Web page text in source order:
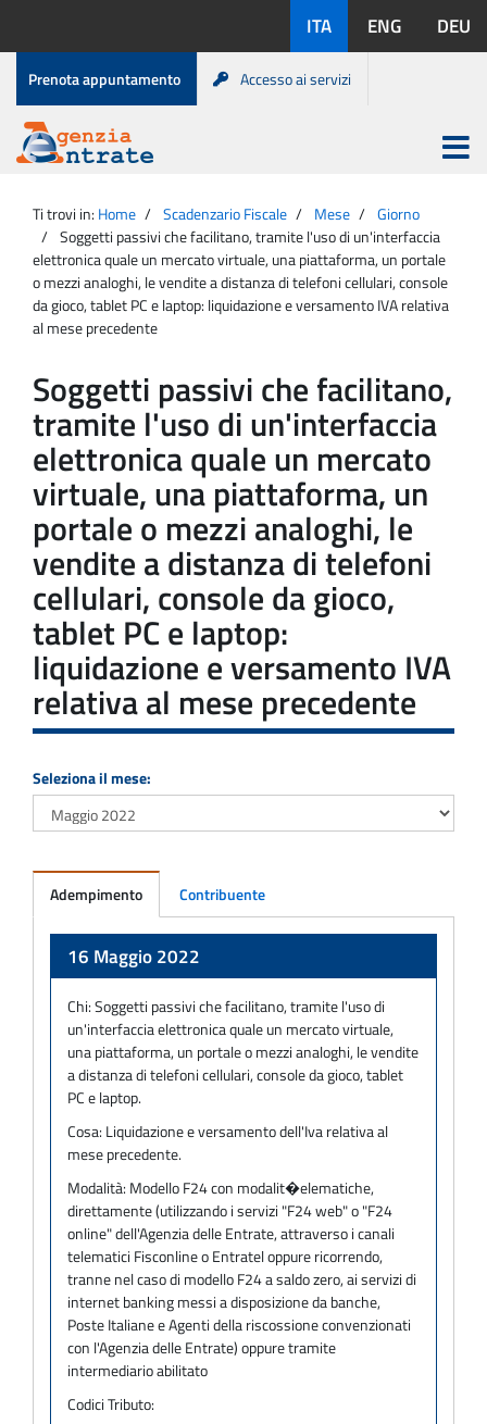
contenuto
disponibili:
ITA ENG DEU
Menu
di
servizio
Prenota appuntamento Accesso ai servizi
Agenzia
Entrate
Apri
menu
principale
Ti trovi in: Home Scadenzario Fiscale Mese
Giorno
Soggetti passivi che facilitano, tramite l'uso di un'interfaccia
elettronica quale un mercato virtuale, una piattaforma, un portale
o mezzi analoghi, le vendite a distanza di telefoni cellulari, console
da gioco, tablet PC e laptop: liquidazione e versamento IVA relativa
al mese precedente
Soggetti passivi che facilitano,
tramite l'uso di un'interfaccia
elettronica quale un mercato
virtuale, una piattaforma, un
portale o mezzi analoghi, le
vendite a distanza di telefoni
cellulari, console da gioco,
tablet PC e laptop:
liquidazione e versamento IVA
relativa al mese precedente
Seleziona il mese:
Adempimento Contribuente
16 Maggio 2022
Chi:Soggetti passivi che facilitano, tramite l'uso di
un'interfaccia elettronica quale un mercato virtuale,
una piattaforma, un portale o mezzi analoghi, le vendite
a distanza di telefoni cellulari, console da gioco, tablet
PC e laptop.
Cosa: Liquidazione e versamento dell'Iva relativa al
mese precedente.
Modalità: Modello F24 con modalit�elematiche,
direttamente (utilizzando i servizi "F24 web" o "F24
online" dell'Agenzia delle Entrate, attraverso i canali
telematici Fisconline o Entratel oppure ricorrendo,
tranne nel caso di modello F24 a saldo zero, ai servizi di
internet banking messi a disposizione da banche,
Poste Italiane e Agenti della riscossione convenzionati
con l'Agenzia delle Entrate) oppure tramite
intermediario abilitato
Codici Tributo: